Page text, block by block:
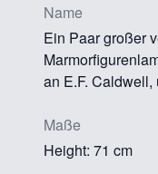
Name
Ein Paar großer
an E.F. Caldwell,
Maße
Height: 71 cm